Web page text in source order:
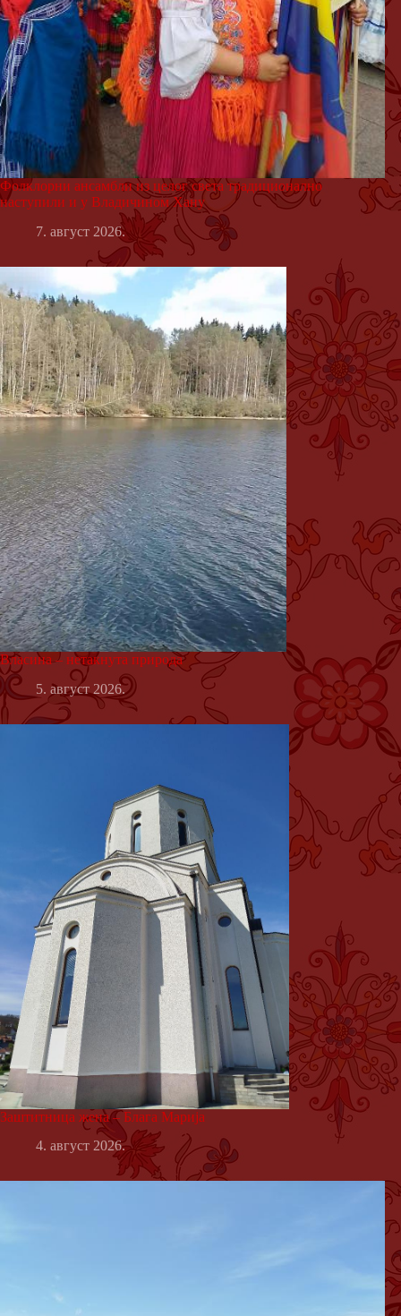
Фолклорни ансамбли из целог света традиционално
наступили и у Владичином Хану
7. август 2026.
Власина – нетакнута природа
5. август 2026.
Заштитница жена – Блага Марија
4. август 2026.